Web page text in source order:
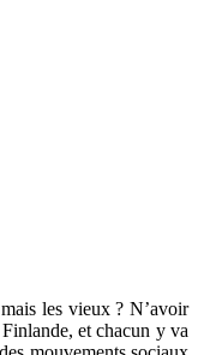
les vieux ? N’avoir
et chacun y va